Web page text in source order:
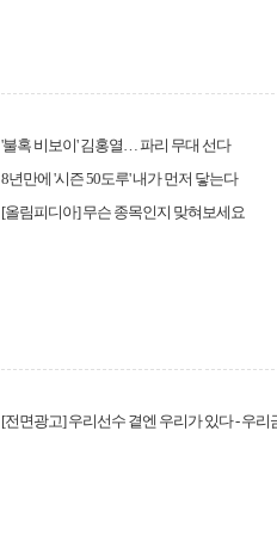
'불혹 비보이' 김홍열… 파리 무대 선다
8년만에 '시즌 50도루' 내가 먼저 닿는다
[올림피디아] 무슨 종목인지 맞혀보세요
[전면광고] 우리선수 곁엔 우리가 있다 - 우리